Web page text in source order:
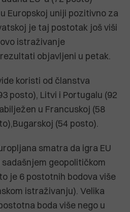
Europskoj uniji pozitivno za
je taj postotak još viši
istraživanje
objavljeni u petak.
koristi od članstva
posto), Litvi i Portugalu (92
u Francuskoj (58
(54 posto).
smatra da igra EU
geopolitičkom
je 6 postotnih bodova više
istraživanju). Velika
boda više nego u